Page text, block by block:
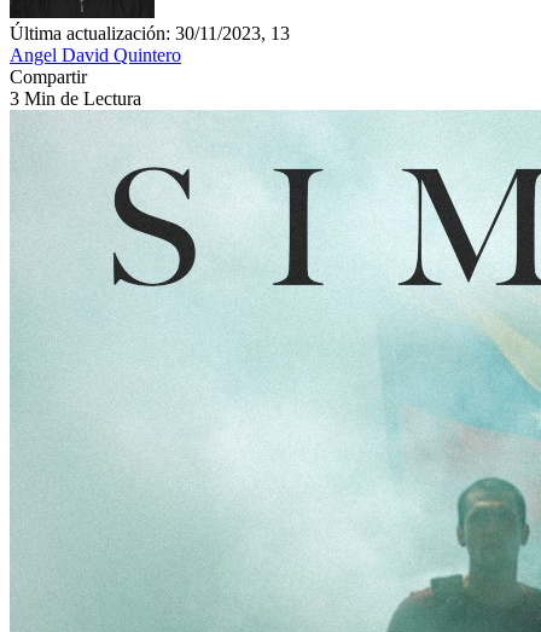
Última actualización: 30/11/2023, 13
Angel David Quintero
Compartir
3 Min de Lectura